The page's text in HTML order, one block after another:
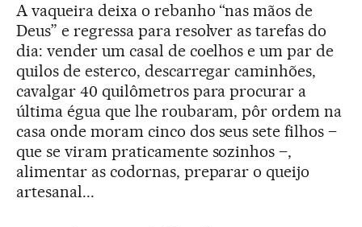
A vaqueira deixa o rebanho “nas mãos de
Deus” e regressa para resolver as tarefas do
dia: vender um casal de coelhos e um par de
quilos de esterco, descarregar caminhões,
cavalgar 40 quilômetros para procurar a
última égua que lhe roubaram, pôr ordem na
casa onde moram cinco dos seus sete filhos –
que se viram praticamente sozinhos –,
alimentar as codornas, preparar o queijo
artesanal...